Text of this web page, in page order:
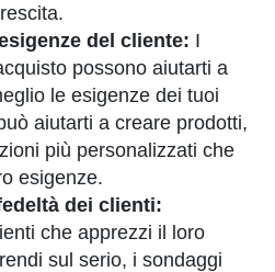
del cliente: I
possono aiutarti a
le esigenze dei tuoi
aiutarti a creare prodotti,
più personalizzati che
esigenze.
dei clienti:
che apprezzi il loro
sul serio, i sondaggi